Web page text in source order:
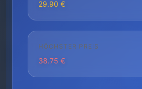
29.90 €
HÖCHSTER PREIS
38.75 €